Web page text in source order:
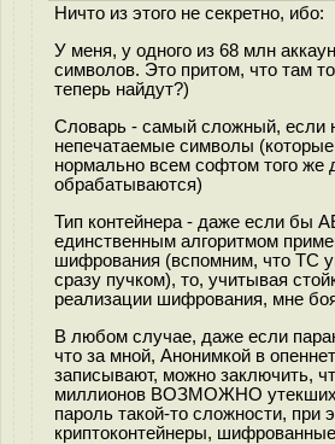
Ничто из этого не секретно, ибо:
У меня, у одного из 68 млн
символов. Это притом, что там
теперь найдут?)
Словарь - самый сложный, если
непечатаемые символы
нормально всем софтом того же
обрабатываются)
Тип контейнера - даже если бы
единственным алгоритмом
шифрования (вспомним, что ТС
сразу пучком), то, учитывая
реализации шифрования, мне
В любом случае, даже если
что за мной, Анонимкой в
записывают, можно заключить,
миллионов ВОЗМОЖНО утекших
пароль такой-то сложности, при
криптоконтейнеры,